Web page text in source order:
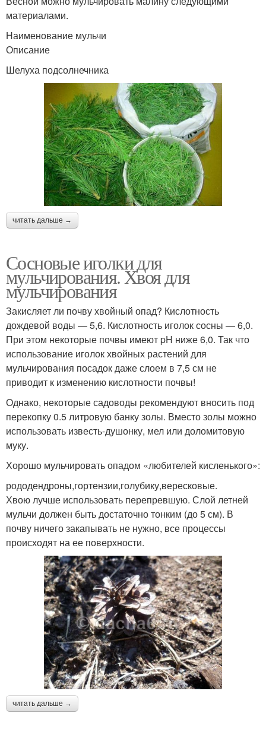
материалами.
Наименование мульчи
Описание
Шелуха подсолнечника
читать дальше →
Сосновые иголки для
мульчирования. Хвоя для
мульчирования
Закисляет ли почву хвойный опад? Кислотность
дождевой воды — 5,6. Кислотность иголок сосны — 6,0.
При этом некоторые почвы имеют pH ниже 6,0. Так что
использование иголок хвойных растений для
мульчирования посадок даже слоем в 7,5 см не
приводит к изменению кислотности почвы!
Однако, некоторые садоводы рекомендуют вносить под
перекопку 0.5 литровую банку золы. Вместо золы можно
использовать известь-душонку, мел или доломитовую
муку.
Хорошо мульчировать опадом «любителей кисленького»:
рододендроны,гортензии,голубику,вересковые.
Хвою лучше использовать перепревшую. Слой летней
мульчи должен быть достаточно тонким (до 5 см). В
почву ничего закапывать не нужно, все процессы
происходят на ее поверхности.
читать дальше →